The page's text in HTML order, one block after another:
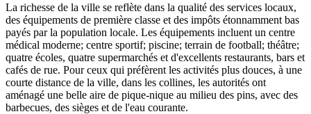
La richesse de la ville se reflète dans la qualité des services locaux,
des équipements de première classe et des impôts étonnamment bas
payés par la population locale. Les équipements incluent un centre
médical moderne; centre sportif; piscine; terrain de football; théâtre;
quatre écoles, quatre supermarchés et d'excellents restaurants, bars et
cafés de rue. Pour ceux qui préfèrent les activités plus douces, à une
courte distance de la ville, dans les collines, les autorités ont
aménagé une belle aire de pique-nique au milieu des pins, avec des
barbecues, des sièges et de l'eau courante.